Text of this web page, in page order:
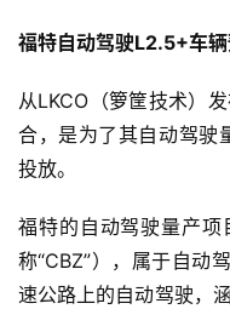
福特自动驾驶L2.5+车
从LKCO（箩筐技术）
合，是为了其自动驾驶
投放。
福特的自动驾驶量产
称“CBZ”），属于自动
速公路上的自动驾驶，